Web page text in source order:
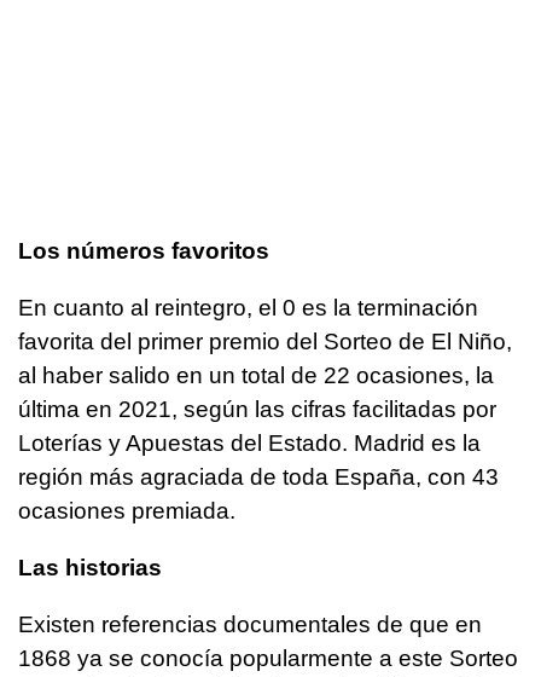
Los números favoritos
En cuanto al reintegro, el 0 es la terminación
favorita del primer premio del Sorteo de El Niño,
al haber salido en un total de 22 ocasiones, la
última en 2021, según las cifras facilitadas por
Loterías y Apuestas del Estado. Madrid es la
región más agraciada de toda España, con 43
ocasiones premiada.
Las historias
Existen referencias documentales de que en
1868 ya se conocía popularmente a este Sorteo